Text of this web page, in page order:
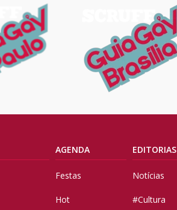
AGENDA
Festas
Hot
EDITORIAS
Notícias
#Cultura